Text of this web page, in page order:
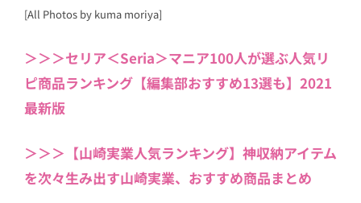
[All Photos by kuma moriya]
＞＞＞セリア＜Seria＞マニア100人が選ぶ人気リ
ピ商品ランキング【編集部おすすめ13選も】2021
最新版
＞＞＞【山崎実業人気ランキング】神収納アイテム
を次々生み出す山崎実業、おすすめ商品まとめ